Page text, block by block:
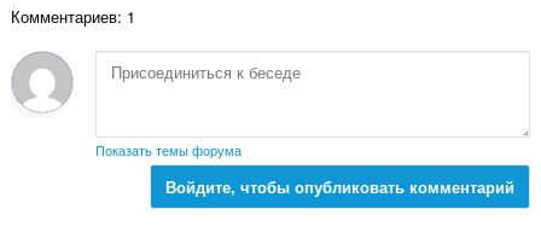
:ц
е
к
:
Комментариев: 1
Показать темы форума
Войдите, чтобы опубликовать комментарий